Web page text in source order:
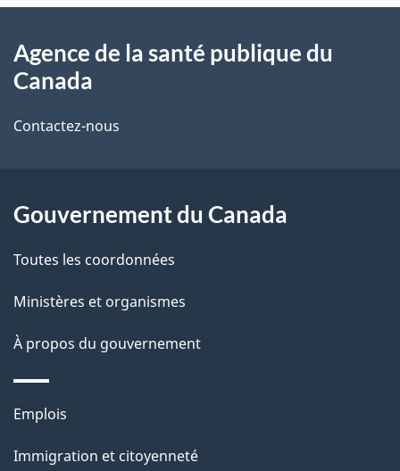
i
s
e
l
a
p
a
g
e
propos
ce
Agence de la santé publique du
Canada
Contactez-nous
Gouvernement du Canada
Toutes les coordonnées
Ministères et organismes
À propos du gouvernement
Thèmes
sujets
Emplois
Immigration et citoyenneté